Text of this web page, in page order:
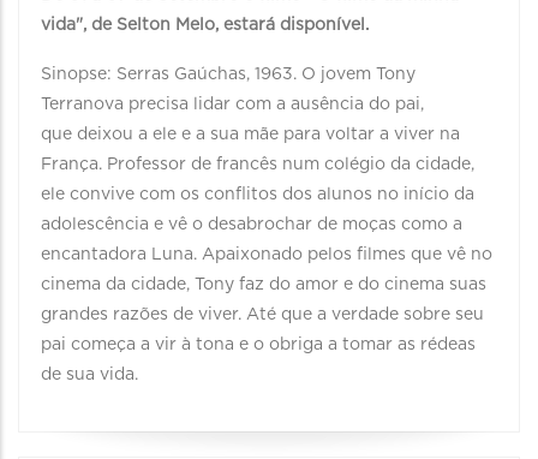
vida", de Selton Melo, estará disponível.
Sinopse: Serras Gaúchas, 1963. O jovem Tony
Terranova precisa lidar com a ausência do pai,
que deixou a ele e a sua mãe para voltar a viver na
França. Professor de francês num colégio da cidade,
ele convive com os conflitos dos alunos no início da
adolescência e vê o desabrochar de moças como a
encantadora Luna. Apaixonado pelos filmes que vê no
cinema da cidade, Tony faz do amor e do cinema suas
grandes razões de viver. Até que a verdade sobre seu
pai começa a vir à tona e o obriga a tomar as rédeas
de sua vida.